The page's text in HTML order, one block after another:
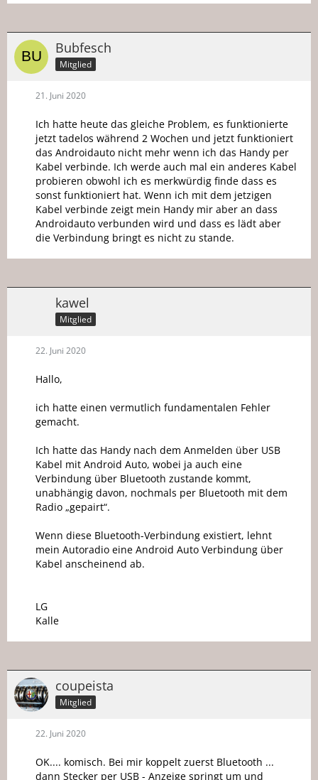
Bubfesch
Mitglied
21. Juni 2020
Ich hatte heute das gleiche Problem, es funktionierte
jetzt tadelos während 2 Wochen und jetzt funktioniert
das Androidauto nicht mehr wenn ich das Handy per
Kabel verbinde. Ich werde auch mal ein anderes Kabel
probieren obwohl ich es merkwürdig finde dass es
sonst funktioniert hat. Wenn ich mit dem jetzigen
Kabel verbinde zeigt mein Handy mir aber an dass
Androidauto verbunden wird und dass es lädt aber
die Verbindung bringt es nicht zu stande.
kawel
Mitglied
22. Juni 2020
Hallo,
ich hatte einen vermutlich fundamentalen Fehler
gemacht.
Ich hatte das Handy nach dem Anmelden über USB
Kabel mit Android Auto, wobei ja auch eine
Verbindung über Bluetooth zustande kommt,
unabhängig davon, nochmals per Bluetooth mit dem
Radio „gepairt“.
Wenn diese Bluetooth-Verbindung existiert, lehnt
mein Autoradio eine Android Auto Verbindung über
Kabel anscheinend ab.
LG
Kalle
coupeista
Mitglied
22. Juni 2020
OK.... komisch. Bei mir koppelt zuerst Bluetooth ...
dann Stecker per USB - Anzeige springt um und